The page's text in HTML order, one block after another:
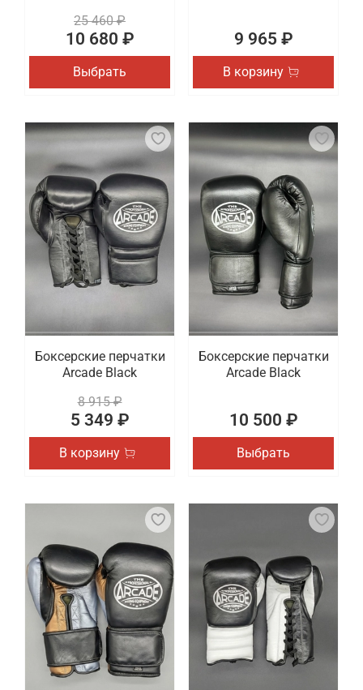
25 460 ₽
10 680 ₽
Выбрать
9 965 ₽
В корзину
Боксерские перчатки
Arcade Black
8 915 ₽
5 349 ₽
В корзину
Боксерские перчатки
Arcade Black
10 500 ₽
Выбрать